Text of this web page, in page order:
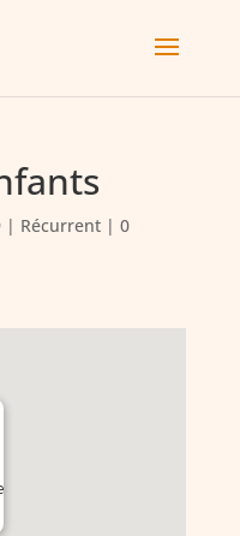
| Récurrent| 0